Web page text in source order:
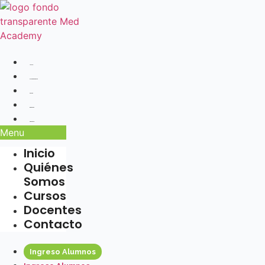
Ir
al
contenido
Menu
Inicio
Quiénes
Somos
Cursos
Docentes
Contacto
Ingreso Alumnos